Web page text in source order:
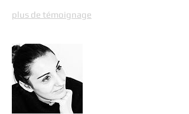
plus de témoignage